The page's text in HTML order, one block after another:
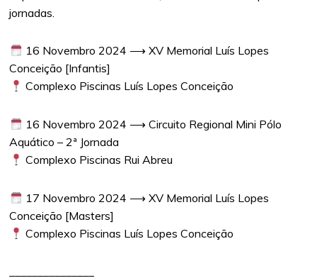
jornadas.
16 Novembro 2024 ⟶ XV Memorial Luís Lopes
Conceição [Infantis]
Complexo Piscinas Luís Lopes Conceição
16 Novembro 2024 ⟶ Circuito Regional Mini Pólo
Aquático – 2ª Jornada
Complexo Piscinas Rui Abreu
17 Novembro 2024 ⟶ XV Memorial Luís Lopes
Conceição [Masters]
Complexo Piscinas Luís Lopes Conceição